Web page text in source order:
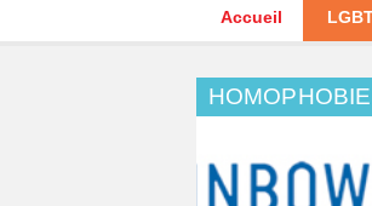
Accueil
HOMOPHOBIE